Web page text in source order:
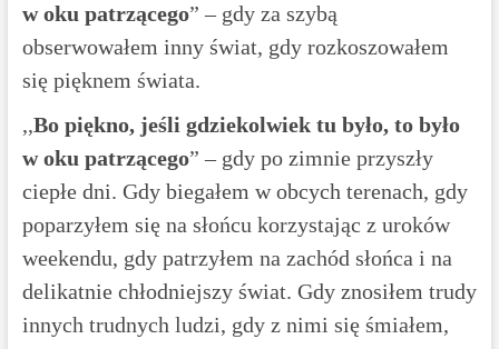
w oku patrzącego” – gdy za szybą
obserwowałem inny świat, gdy rozkoszowałem
się pięknem świata.
,,Bo piękno, jeśli gdziekolwiek tu było, to było
w oku patrzącego” – gdy po zimnie przyszły
ciepłe dni. Gdy biegałem w obcych terenach, gdy
poparzyłem się na słońcu korzystając z uroków
weekendu, gdy patrzyłem na zachód słońca i na
delikatnie chłodniejszy świat. Gdy znosiłem trudy
innych trudnych ludzi, gdy z nimi się śmiałem,